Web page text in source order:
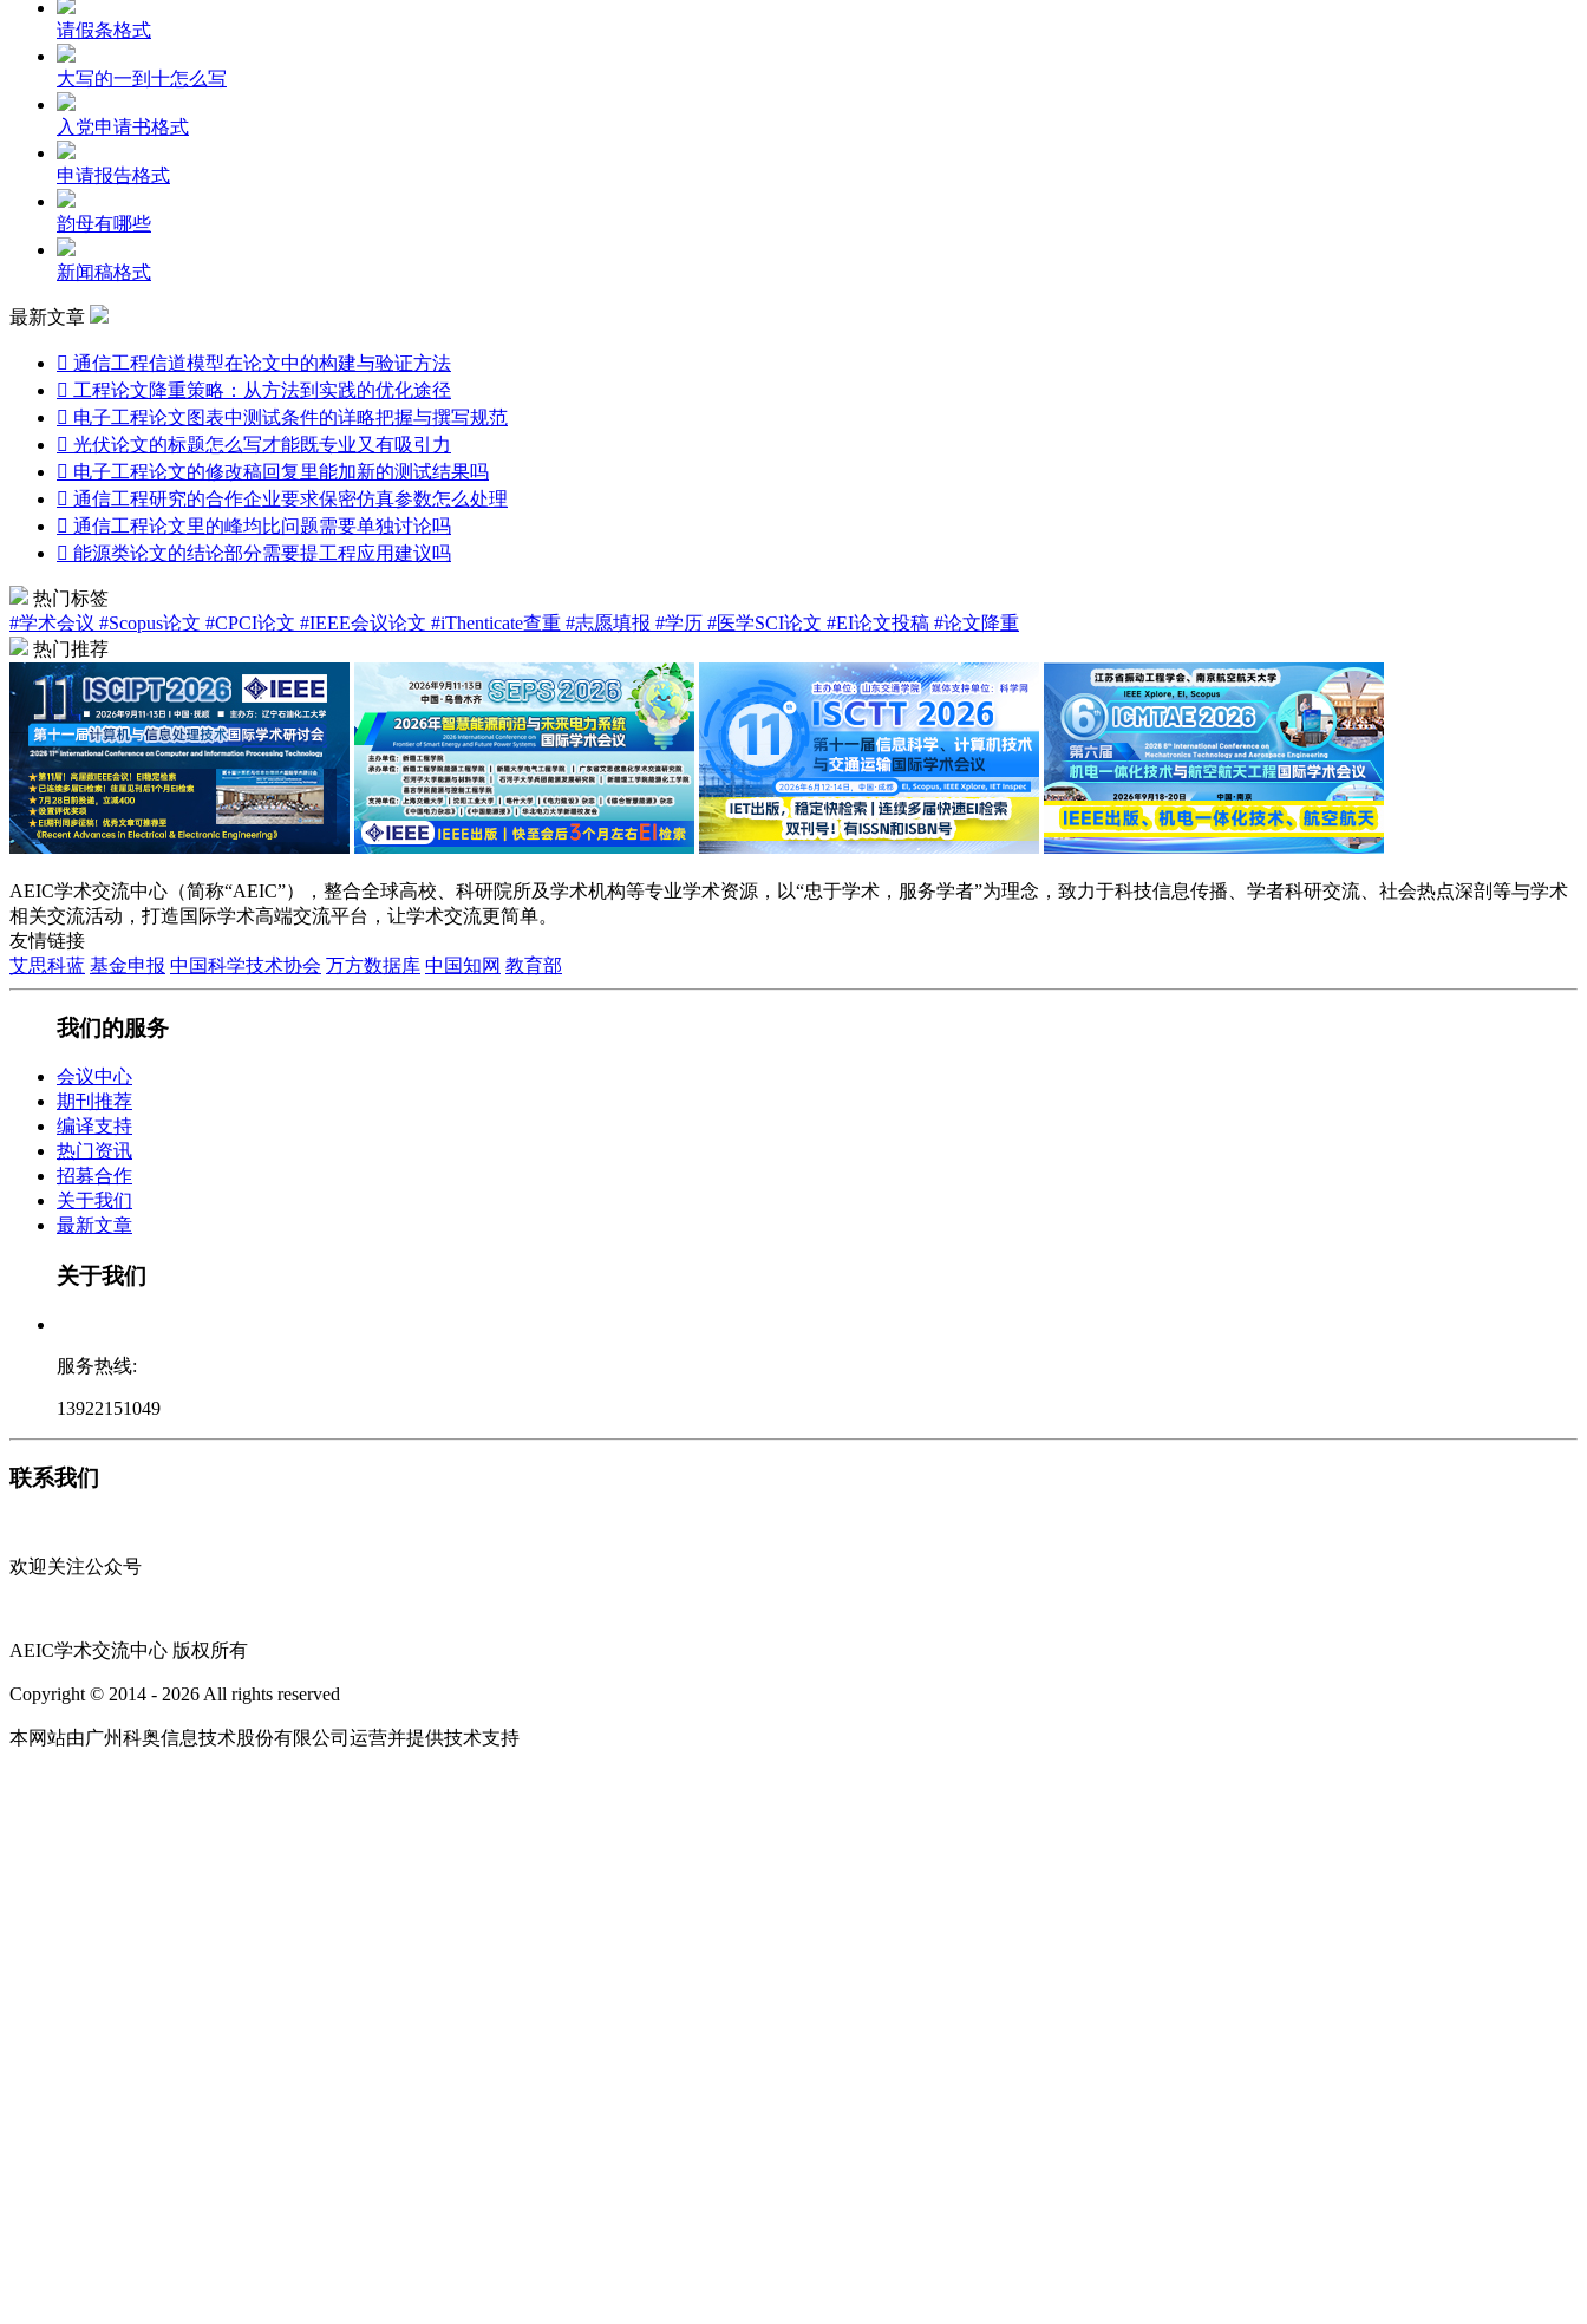
请假条格式
大写的一到十怎么写
入党申请书格式
申请报告格式
韵母有哪些
新闻稿格式
最新文章
 通信工程信道模型在论文中的构建与验证方法
 工程论文降重策略：从方法到实践的优化途径
 电子工程论文图表中测试条件的详略把握与撰写规范
 光伏论文的标题怎么写才能既专业又有吸引力
 电子工程论文的修改稿回复里能加新的测试结果吗
 通信工程研究的合作企业要求保密仿真参数怎么处理
 通信工程论文里的峰均比问题需要单独讨论吗
 能源类论文的结论部分需要提工程应用建议吗
热门标签
#学术会议 #Scopus论文 #CPCI论文 #IEEE会议论文 #iThenticate查重 #志愿填报 #学历 #医学SCI论文 #EI论文投稿 #论文降重
热门推荐
AEIC学术交流中心（简称“AEIC”），整合全球高校、科研院所及学术机构等专业学术资源，以“忠于学术，服务学者”为理念，致力于科技信息传播、学者科研交流、社会热点深剖等与学术
相关交流活动，打造国际学术高端交流平台，让学术交流更简单。
友情链接
艾思科蓝 基金申报 中国科学技术协会 万方数据库 中国知网 教育部
我们的服务
会议中心
期刊推荐
编译支持
热门资讯
招募合作
关于我们
最新文章
关于我们
服务热线:
13922151049
联系我们
欢迎关注公众号
AEIC学术交流中心 版权所有
Copyright © 2014 - 2026 All rights reserved
本网站由广州科奥信息技术股份有限公司运营并提供技术支持